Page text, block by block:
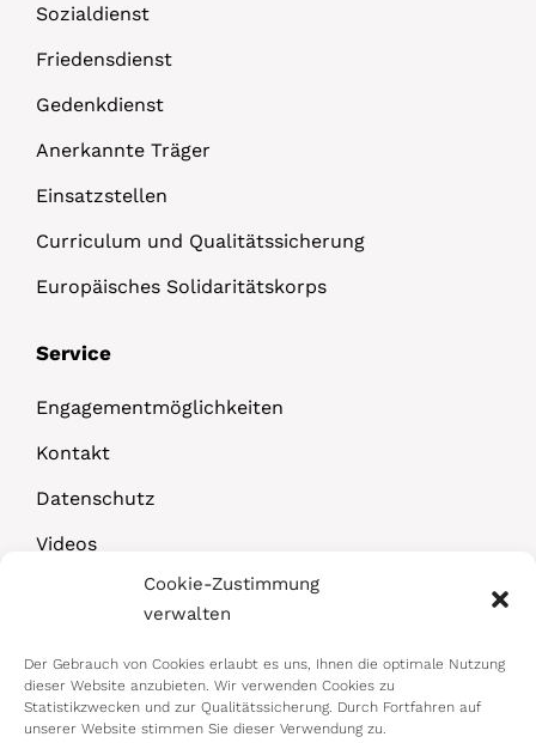
Cookie-Zustimmung
verwalten
Der Gebrauch von Cookies erlaubt es uns, Ihnen die optimale Nutzung
dieser Website anzubieten. Wir verwenden Cookies zu
Statistikzwecken und zur Qualitätssicherung. Durch Fortfahren auf
unserer Website stimmen Sie dieser Verwendung zu.
Sozialdienst
Friedensdienst
Gedenkdienst
Anerkannte Träger
Einsatzstellen
Curriculum und Qualitätssicherung
Europäisches Solidaritätskorps
Service
Engagementmöglichkeiten
Kontakt
Datenschutz
Videos